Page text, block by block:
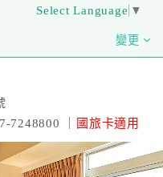
Select Language ▼
變更
7248800 ｜
國旅卡適用